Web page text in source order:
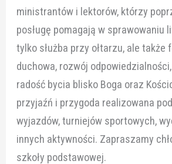
ministrantów i lektorów, którzy
posługę pomagają w sprawowaniu
tylko służba przy ołtarzu, ale także
duchowa, rozwój
radość bycia blisko Boga oraz
przyjaźń i przygoda realizowana
wyjazdów, turniejów sportowych,
innych aktywności. Zapraszamy
szkoły podstawowej.